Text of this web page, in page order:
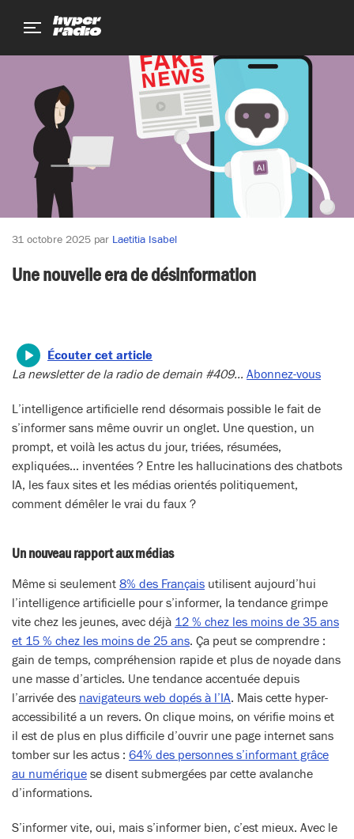
31 octobre 2025 par Laetitia Isabel
Une nouvelle era de désinformation
Écouter cet article
La newsletter de la radio de demain #409… Abonnez-vous
L’intelligence artificielle rend désormais possible le fait de
s’informer sans même ouvrir un onglet. Une question, un
prompt, et voilà les actus du jour, triées, résumées,
expliquées… inventées ? Entre les hallucinations des chatbots
IA, les faux sites et les médias orientés politiquement,
comment démêler le vrai du faux ?
Un nouveau rapport aux médias
Même si seulement 8% des Français utilisent aujourd’hui
l’intelligence artificielle pour s’informer, la tendance grimpe
vite chez les jeunes, avec déjà 12 % chez les moins de 35 ans
et 15 % chez les moins de 25 ans. Ça peut se comprendre :
gain de temps, compréhension rapide et plus de noyade dans
une masse d’articles. Une tendance accentuée depuis
l’arrivée des navigateurs web dopés à l’IA. Mais cette hyper-
accessibilité a un revers. On clique moins, on vérifie moins et
il est de plus en plus difficile d’ouvrir une page internet sans
tomber sur les actus : 64% des personnes s’informant grâce
au numérique se disent submergées par cette avalanche
d’informations.
S’informer vite, oui, mais s’informer bien, c’est mieux. Avec le